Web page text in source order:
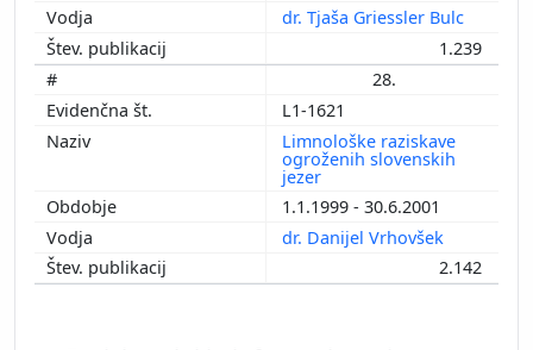
dr. Tjaša Griessler Bulc
1.239
28.
L1-1621
Limnološke raziskave
ogroženih slovenskih
jezer
1.1.1999 - 30.6.2001
dr. Danijel Vrhovšek
2.142